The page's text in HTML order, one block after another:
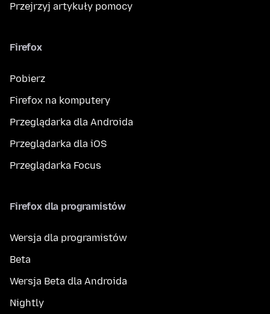
Przejrzyj artykuły pomocy
Firefox
Pobierz
Firefox na komputery
Przeglądarka dla Androida
Przeglądarka dla iOS
Przeglądarka Focus
Firefox dla programistów
Wersja dla programistów
Beta
Wersja Beta dla Androida
Nightly